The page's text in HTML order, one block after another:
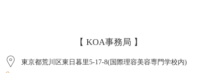
【 KOA事務局 】
東京都荒川区東日暮里5-17-8(国際理容美容専門学校内)